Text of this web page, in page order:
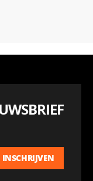
INSCHRIJVEN